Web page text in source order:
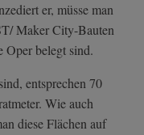
er, müsse man
Maker City-Bauten
Oper belegt sind.
entsprechen 70
Wie auch
diese Flächen auf